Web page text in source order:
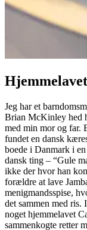
Jeg har et
Brian McKinley hed
med min mor og far.
fundet en dansk
boede i Danmark i
dansk ting – “Gule
ikke der hvor han
forældre at lave
menigmandsspise,
det sammen med ris.
noget hjemmelavet
sammenkogte retter